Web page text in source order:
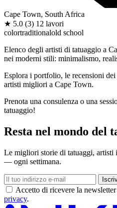
Cape Town, South Africa
★ 5.0 (3) 12 lavori
colortraditionalold school
Elenco degli artisti di tatuaggio a
nei moderni stili: minimalismo,
Esplora i portfolio, le recensioni
artisti migliori a Cape Town.
Prenota una consulenza o una
tatuaggio!
Resta nel mondo del
Le migliori storie di tatuaggi, artisti
— ogni settimana.
Accetto di ricevere la
privacy.